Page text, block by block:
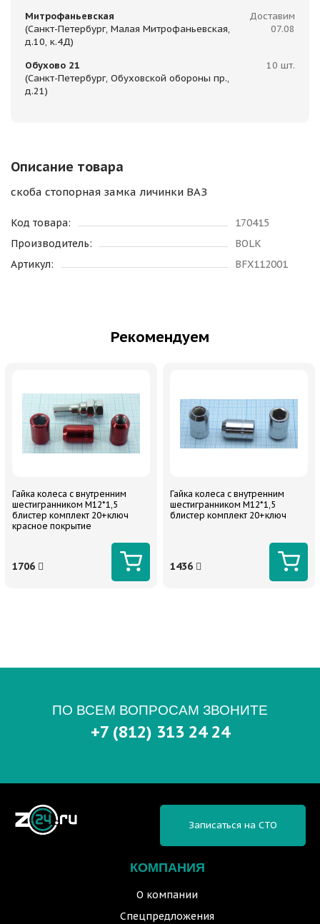
Митрофаньевская
(Санкт-Петербург, Малая Митрофаньевская,
д.10, к.4Д)
Доставим
07.08
Обухово 21
(Санкт-Петербург, Обуховской обороны пр.,
д.21)
10 шт.
Описание товара
скоба стопорная замка личинки ВАЗ
Код товара:
170415
Производитель:
BOLK
Артикул:
BFX112001
Рекомендуем
Гайка колеса с внутренним
шестигранником М12*1,5
блистер комплект 20+ключ
красное покрытие
1706
Гайка колеса с внутренним
шестигранником М12*1,5
блистер комплект 20+ключ
1436
ПО ВСЕМ ВОПРОСАМ ЗВОНИТЕ
+7 (812) 313 24 24
КОМПАНИЯ
О компании
Спецпредложения
Записаться на СТО